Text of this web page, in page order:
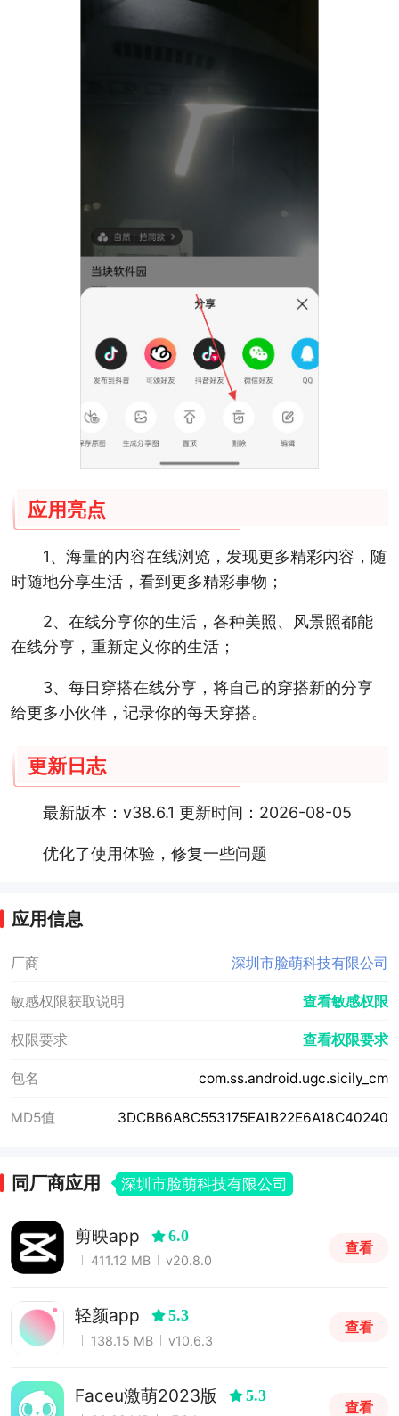
应用亮点
1、海量的内容在线浏览，发现更多精彩内容，随
时随地分享生活，看到更多精彩事物；
2、在线分享你的生活，各种美照、风景照都能
在线分享，重新定义你的生活；
3、每日穿搭在线分享，将自己的穿搭新的分享
给更多小伙伴，记录你的每天穿搭。
更新日志
最新版本：v38.6.1 更新时间：2026-08-05
优化了使用体验，修复一些问题
应用信息
厂商 深圳市脸萌科技有限公司
敏感权限获取说明 查看敏感权限
权限要求 查看权限要求
包名 com.ss.android.ugc.sicily_cm
MD5值 3DCBB6A8C553175EA1B22E6A18C40240
同厂商应用 深圳市脸萌科技有限公司
剪映app 6.0
411.12 MB v20.8.0
查看
轻颜app 5.3
138.15 MB v10.6.3
查看
Faceu激萌2023版 5.3
查看